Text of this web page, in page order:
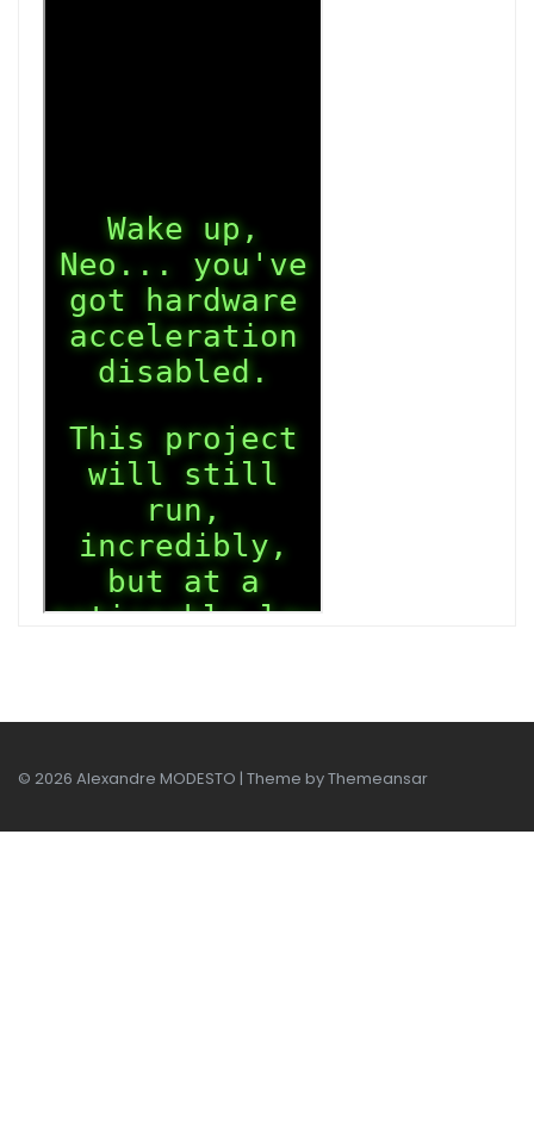
© 2026 Alexandre MODESTO | Theme byThemeansar